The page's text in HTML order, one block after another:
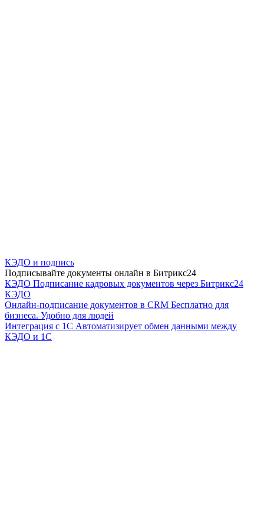
КЭДО и подпись
Подписывайте документы онлайн в Битрикс24
КЭДО Подписание кадровых документов через Битрикс24
КЭДО
Онлайн-подписание документов в CRM Бесплатно для
бизнеса. Удобно для людей
Интеграция с 1С Автоматизирует обмен данными между
КЭДО и 1С